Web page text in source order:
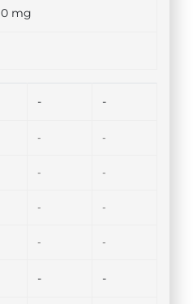
0 mg
- -
- -
- -
- -
- -
- -